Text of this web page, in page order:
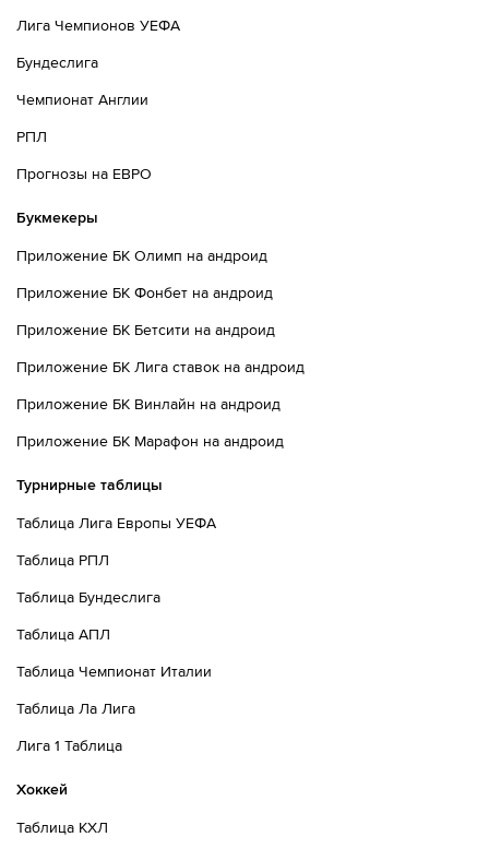
Лига Чемпионов УЕФА
Бундеслига
Чемпионат Англии
РПЛ
Прогнозы на ЕВРО
Букмекеры
Приложение БК Олимп на андроид
Приложение БК Фонбет на андроид
Приложение БК Бетсити на андроид
Приложение БК Лига ставок на андроид
Приложение БК Винлайн на андроид
Приложение БК Марафон на андроид
Турнирные таблицы
Таблица Лига Европы УЕФА
Таблица РПЛ
Таблица Бундеслига
Таблица АПЛ
Таблица Чемпионат Италии
Таблица Ла Лига
Лига 1 Таблица
Хоккей
Таблица КХЛ